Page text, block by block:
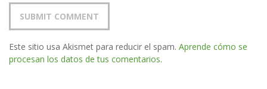
Este sitio usa Akismet para reducir el spam. Aprende cómo se
procesan los datos de tus comentarios.